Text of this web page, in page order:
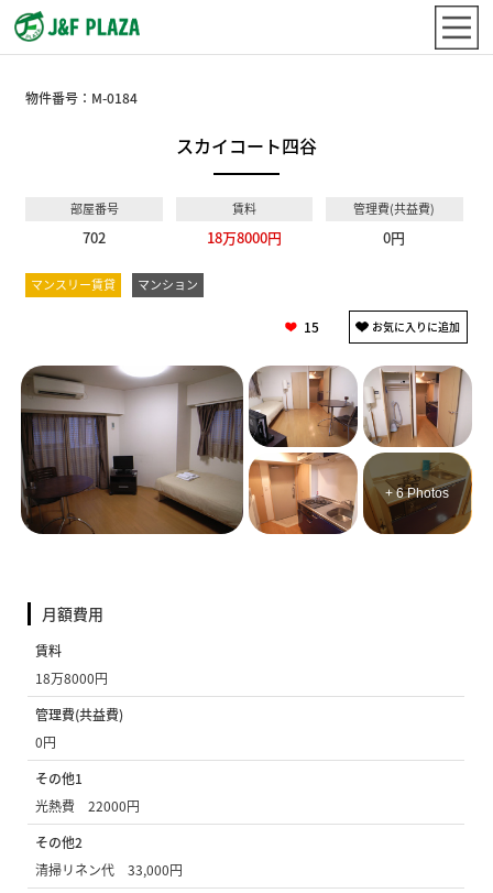
物件番号： M-0184
スカイコート四谷
部屋番号
702
賃料
18万8000円
管理費(共益費)
0円
マンスリー賃貸 マンション
15
+ 6 Photos
月額費用
賃料
18万8000円
管理費(共益費)
0円
その他1
光熱費 22000円
その他2
清掃リネン代 33,000円